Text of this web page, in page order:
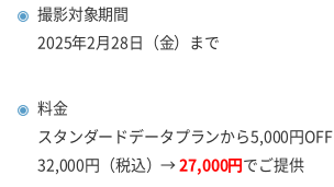
撮影対象期間
2025年2月28日（金）まで
料金
スタンダードデータプランから5,000円OFF
32,000円（税込）→27,000円でご提供